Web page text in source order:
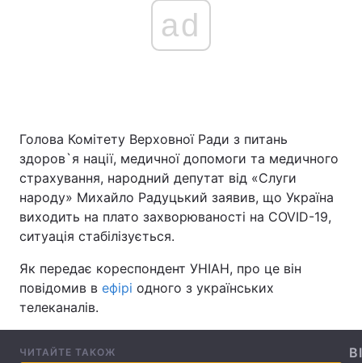
Україна Політика
Економіка Світ
Спорт
Техно і зв'язок Лайт
Зброя
ad
Голова Комітету Верховної Ради з питань
здоров`я нації, медичної допомоги та медичного
страхування, народний депутат від «Слуги
народу» Михайло Радуцький заявив, що Україна
виходить на плато захворюваності на COVID-19,
ситуація стабілізується.
Як передає кореспондент УНІАН, про це він
повідомив в ефірі одного з українських
телеканалів.
ЧИТАЙТЕ ТАКОЖ